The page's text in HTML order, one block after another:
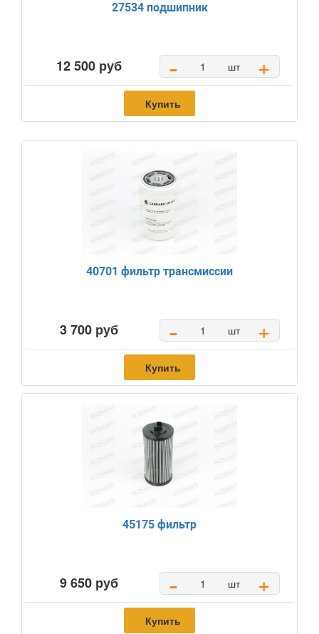
27534 подшипник
12 500 руб - шт +
Купить
40701 фильтр трансмиссии
3 700 руб - шт +
Купить
45175 фильтр
9 650 руб - шт +
Купить